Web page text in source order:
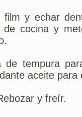
film y echar
cocina y
de tempura
aceite
y freír.